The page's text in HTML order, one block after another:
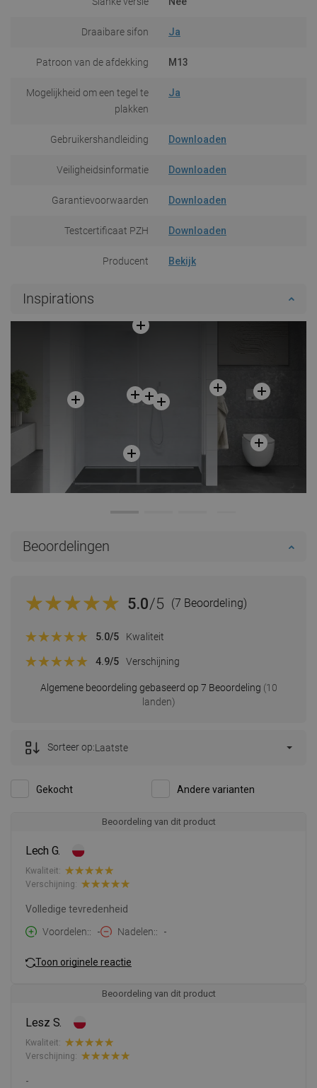
Draaibare sifon Ja
Patroon van de afdekking M13
Mogelijkheid om een tegel te
plakken
Ja
Gebruikershandleiding Downloaden
Veiligheidsinformatie Downloaden
Garantievoorwaarden Downloaden
Testcertificaat PZH Downloaden
Producent Bekijk
Inspirations
Beoordelingen
5.0/5 (7 Beoordeling)
Algemene beoordeling gebaseerd op 7 Beoordeling (10
landen)
5.0/5 Kwaliteit
4.9/5 Verschijning
Gekocht Andere varianten
Sorteer op:Laatste
Beoordeling van dit product
Lech G.
Kwaliteit:
Verschijning:
Volledige tevredenheid
Voordelen:
- Nadelen: -
Toon originele reactie
Beoordeling van dit product
Lesz S.
Kwaliteit:
Verschijning:
-